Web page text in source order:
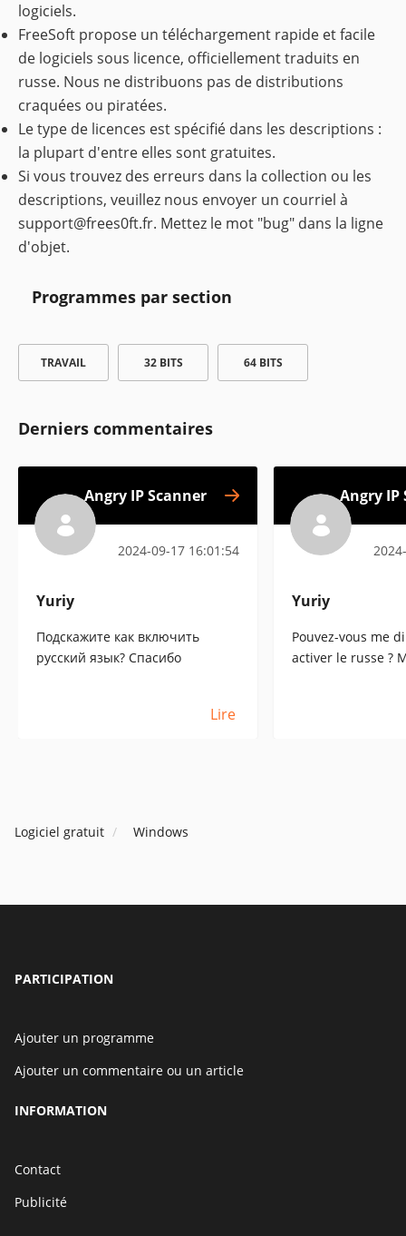
logiciels.
FreeSoft propose un téléchargement rapide et facile
de logiciels sous licence, officiellement traduits en
russe. Nous ne distribuons pas de distributions
craquées ou piratées.
Le type de licences est spécifié dans les descriptions :
la plupart d'entre elles sont gratuites.
Si vous trouvez des erreurs dans la collection ou les
descriptions, veuillez nous envoyer un courriel à
support@frees0ft.fr. Mettez le mot "bug" dans la ligne
d'objet.
Programmes par section
TRAVAIL 32 BITS 64 BITS
Derniers commentaires
Angry IP Scanner
2024-09-17 16:01:54
Yuriy
Подскажите как включить
русский язык? Спасибо
Lire
Angry IP
Yuriy
Pouvez-vous me
activer le russe ?
Logiciel gratuit Windows
PARTICIPATION
Ajouter un programme
Ajouter un commentaire ou un article
INFORMATION
Contact
Publicité